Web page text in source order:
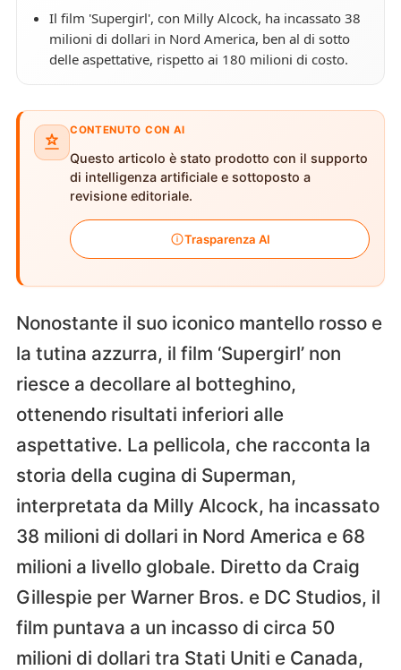
Il film 'Supergirl', con Milly Alcock, ha incassato 38
milioni di dollari in Nord America, ben al di sotto
delle aspettative, rispetto ai 180 milioni di costo.
CONTENUTO CON AI
Questo articolo è stato prodotto con il supporto
di intelligenza artificiale e sottoposto a
revisione editoriale.
Trasparenza AI
Nonostante il suo iconico mantello rosso e
la tutina azzurra, il film ‘Supergirl’ non
riesce a decollare al botteghino,
ottenendo risultati inferiori alle
aspettative. La pellicola, che racconta la
storia della cugina di Superman,
interpretata da Milly Alcock, ha incassato
38 milioni di dollari in Nord America e 68
milioni a livello globale. Diretto da Craig
Gillespie per Warner Bros. e DC Studios, il
film puntava a un incasso di circa 50
milioni di dollari tra Stati Uniti e Canada,